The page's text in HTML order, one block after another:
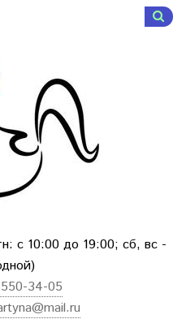
с 10:00 до 19:00; сб, вс -
)
34-05